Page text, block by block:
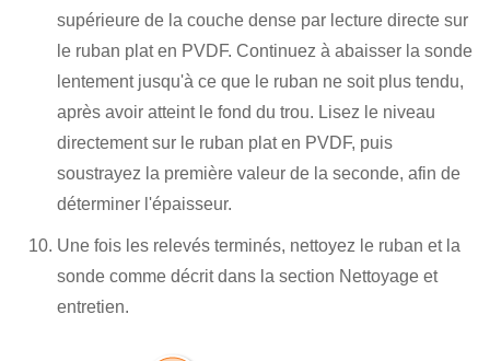
supérieure de la couche dense par lecture directe sur
le ruban plat en PVDF. Continuez à abaisser la sonde
lentement jusqu'à ce que le ruban ne soit plus tendu,
après avoir atteint le fond du trou. Lisez le niveau
directement sur le ruban plat en PVDF, puis
soustrayez la première valeur de la seconde, afin de
déterminer l'épaisseur.
Une fois les relevés terminés, nettoyez le ruban et la
sonde comme décrit dans la section Nettoyage et
entretien.